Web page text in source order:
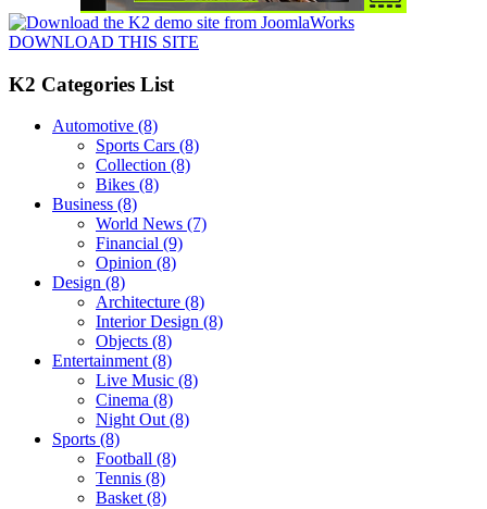
DOWNLOAD THIS SITE
K2 Categories List
Automotive (8)
Sports Cars (8)
Collection (8)
Bikes (8)
Business (8)
World News (7)
Financial (9)
Opinion (8)
Design (8)
Architecture (8)
Interior Design (8)
Objects (8)
Entertainment (8)
Live Music (8)
Cinema (8)
Night Out (8)
Sports (8)
Football (8)
Tennis (8)
Basket (8)